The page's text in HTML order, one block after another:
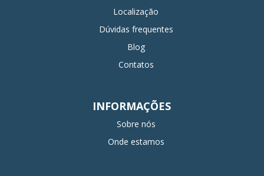
Localização
Dúvidas frequentes
Blog
Contatos
INFORMAÇÕES
Sobre nós
Onde estamos